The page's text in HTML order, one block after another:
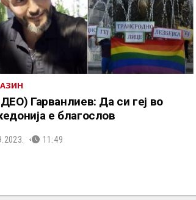
Гарванлиев: Да си геј во
е благослов
11:49